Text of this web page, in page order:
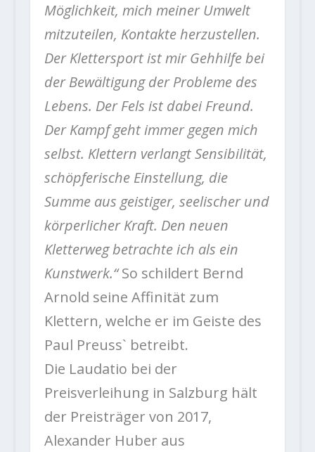
Möglichkeit, mich meiner Umwelt
mitzuteilen, Kontakte herzustellen.
Der Klettersport ist mir Gehhilfe bei
der Bewältigung der Probleme des
Lebens. Der Fels ist dabei Freund.
Der Kampf geht immer gegen mich
selbst. Klettern verlangt Sensibilität,
schöpferische Einstellung, die
Summe aus geistiger, seelischer und
körperlicher Kraft. Den neuen
Kletterweg betrachte ich als ein
Kunstwerk.“So schildert Bernd
Arnold seine Affinität zum
Klettern, welche er im Geiste des
Paul Preuss` betreibt.
Die Laudatio bei der
Preisverleihung in Salzburg hält
der Preisträger von 2017,
Alexander Huber aus